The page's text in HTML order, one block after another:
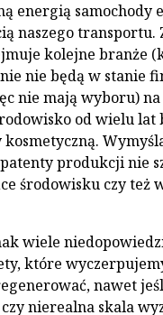
energią samochody
naszego transportu.
kolejne branże
nie będą w stanie
nie mają wyboru) na
od wielu lat
kosmetyczną.
produkcji nie
środowisku czy też
wiele
które
nawet
czy nierealna skala